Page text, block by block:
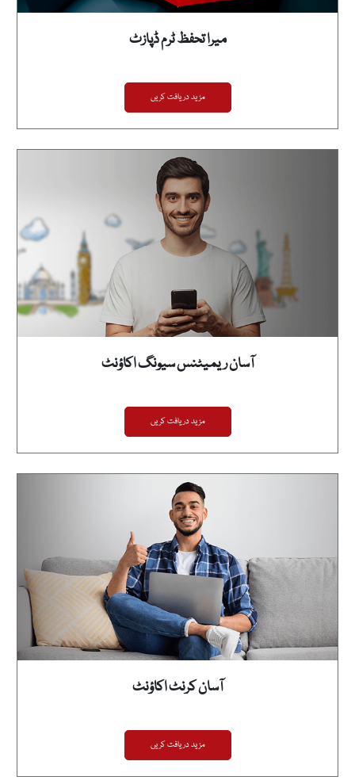
میرا تحفظ ٹرم ڈپازٹ
مزید دریافت کریں
آسان ریمیٹنس سیونگ اکاؤنٹ
مزید دریافت کریں
آسان کرنٹ اکاؤنٹ
مزید دریافت کریں